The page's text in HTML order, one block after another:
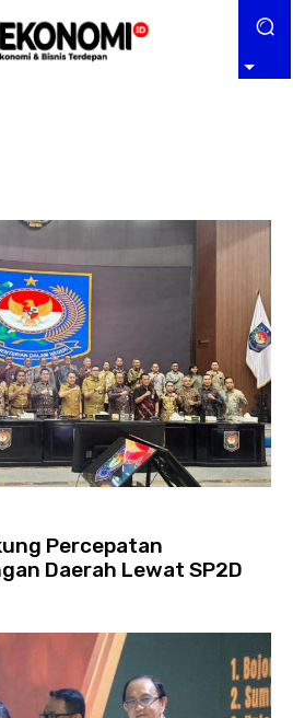
Percepatan
Daerah Lewat SP2D